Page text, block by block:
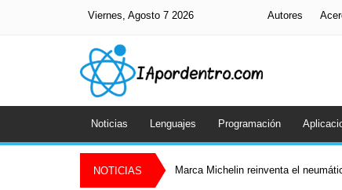
Viernes, Agosto 7 2026 Autores
Noticias Lenguajes Programación
NOTICIAS Marca Michelin reinventa el